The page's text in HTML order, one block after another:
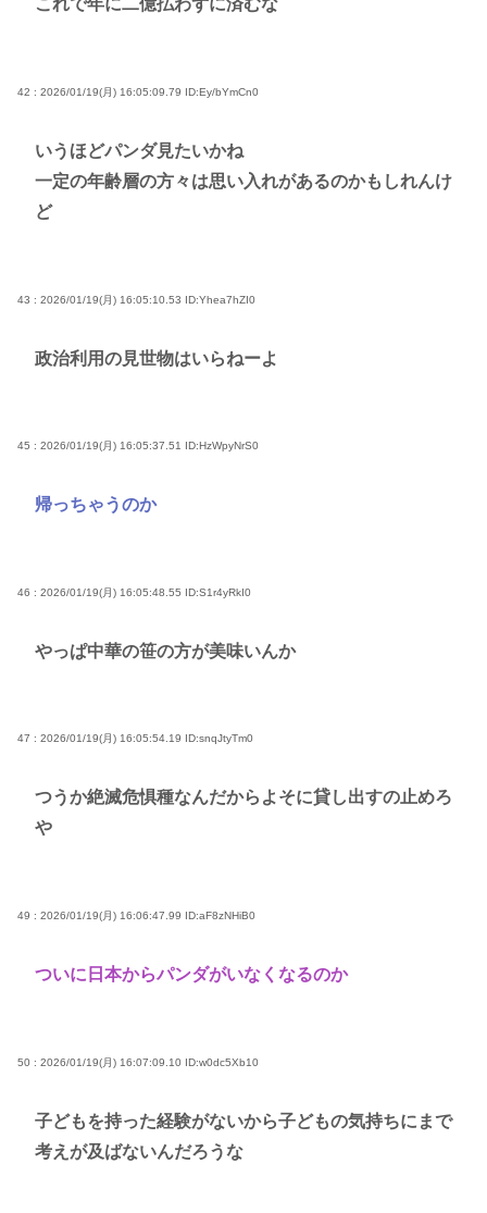
これで年に二億払わずに済むな
42 : 2026/01/19(月) 16:05:09.79 ID:Ey/bYmCn0
いうほどパンダ見たいかね
一定の年齢層の方々は思い入れがあるのかもしれんけ
ど
43 : 2026/01/19(月) 16:05:10.53 ID:Yhea7hZI0
政治利用の見世物はいらねーよ
45 : 2026/01/19(月) 16:05:37.51 ID:HzWpyNrS0
帰っちゃうのか
46 : 2026/01/19(月) 16:05:48.55 ID:S1r4yRkI0
やっぱ中華の笹の方が美味いんか
47 : 2026/01/19(月) 16:05:54.19 ID:snqJtyTm0
つうか絶滅危惧種なんだからよそに貸し出すの止めろ
や
49 : 2026/01/19(月) 16:06:47.99 ID:aF8zNHiB0
ついに日本からパンダがいなくなるのか
50 : 2026/01/19(月) 16:07:09.10 ID:w0dc5Xb10
子どもを持った経験がないから子どもの気持ちにまで
考えが及ばないんだろうな